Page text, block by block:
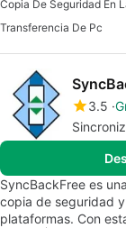
Copia De Seguridad En
Transferencia De Pc
3.5
SyncBackFree es
copia de seguridad
plataformas. Con